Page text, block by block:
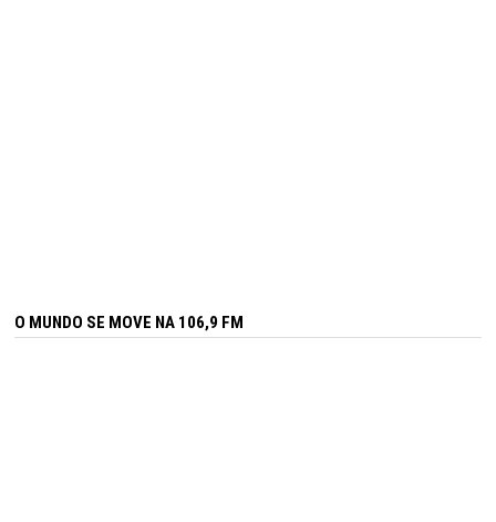
O MUNDO SE MOVE NA 106,9 FM